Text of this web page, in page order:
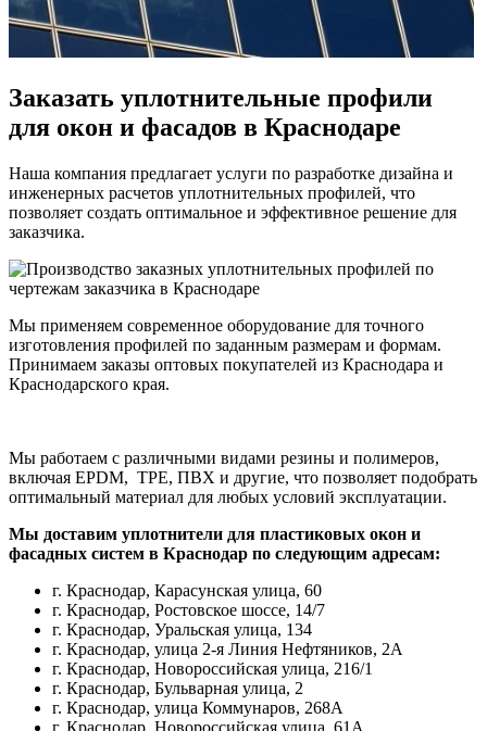
Заказать уплотнительные профили
для окон и фасадов в Краснодаре
Наша компания предлагает услуги по разработке дизайна и
инженерных расчетов уплотнительных профилей, что
позволяет создать оптимальное и эффективное решение для
заказчика.
Мы применяем современное оборудование для точного
изготовления профилей по заданным размерам и формам.
Принимаем заказы оптовых покупателей из Краснодара и
Краснодарского края.
Мы работаем с различными видами резины и полимеров,
включая EPDM, TPE, ПВХ и другие, что позволяет подобрать
оптимальный материал для любых условий эксплуатации.
Мы доставим уплотнители для пластиковых окон и
фасадных систем в Краснодар по следующим адресам:
г. Краснодар, Карасунская улица, 60
г. Краснодар, Ростовское шоссе, 14/7
г. Краснодар, Уральская улица, 134
г. Краснодар, улица 2-я Линия Нефтяников, 2А
г. Краснодар, Новороссийская улица, 216/1
г. Краснодар, Бульварная улица, 2
г. Краснодар, улица Коммунаров, 268А
г. Краснодар, Новороссийская улица, 61А